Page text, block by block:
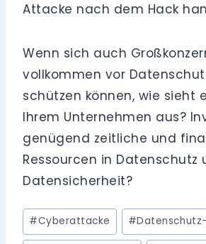
Attacke nach dem Hack
Wenn sich auch
vollkommen vor
schützen können, wie sieht
Ihrem Unternehmen aus?
genügend zeitliche und
Ressourcen in Datenschutz
Datensicherheit?
Schlagworte:
#Cyberattacke #Datenschutz-